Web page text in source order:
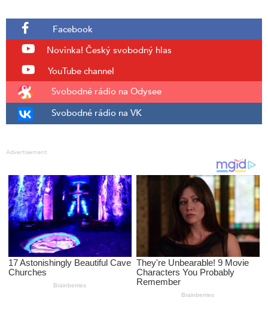
Facebook
Novinka! Český svobodný hlas
YouTube channel
Svobodné rádio na Odysee
Svobodné rádio na VK
Advertisement